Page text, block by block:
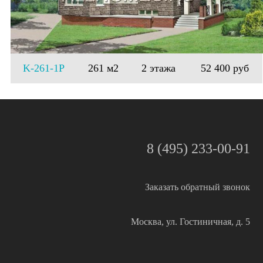
K-261-1P 261 м2 2 этажа 52 400 руб
8 (495) 233-00-91
Заказать обратный звонок
Москва, ул. Гостиничная, д. 5